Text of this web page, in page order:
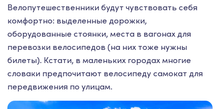
Велопутешественники будут чувствовать себя
комфортно: выделенные дорожки,
оборудованные стоянки, места в вагонах для
перевозки велосипедов (на них тоже нужны
билеты). Кстати, в маленьких городах многие
словаки предпочитают велосипеду самокат для
передвижения по улицам.